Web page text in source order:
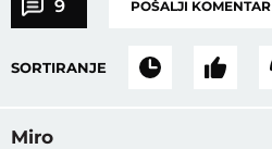
9 POŠALJI KOMENTAR
SORTIRANJE
Miro